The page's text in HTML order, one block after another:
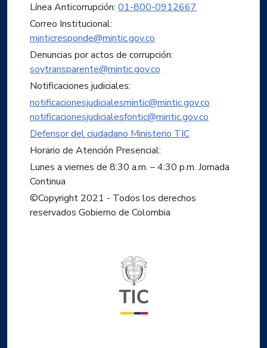
Línea Anticorrupción: 01-800-0912667
Correo Institucional:
minticresponde@mintic.gov.co
Denuncias por actos de corrupción:
soytransparente@mintic.gov.co
Notificaciones judiciales:
notificacionesjudicialesmintic@mintic.gov.co
notificacionesjudicialesfontic@mintic.gov.co
Defensor del ciudadano Ministerio TIC
Horario de Atención Presencial:
Lunes a viernes de 8:30 a.m. – 4:30 p.m. Jornada
Continua
©Copyright 2021 - Todos los derechos
reservados Gobierno de Colombia